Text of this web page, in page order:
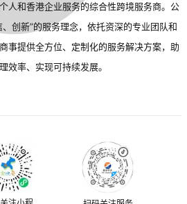
人和香港企业服务的综合性跨境服务商。公
创新”的服务理念，依托资深的专业团队和
事提供全方位、定制化的服务解决方案，助
效率、实现可持续发展。